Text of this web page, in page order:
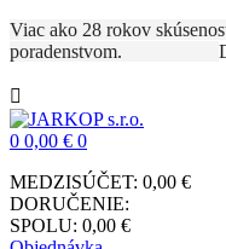
Viac ako 28 rokov
poradenstvom.

0 0,00 € 0
MEDZISÚČET: 0,00 €
DORUČENIE:
SPOLU: 0,00 €